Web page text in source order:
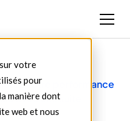
votre
pour
manière dont
web et nous
votre performance
avec une suite